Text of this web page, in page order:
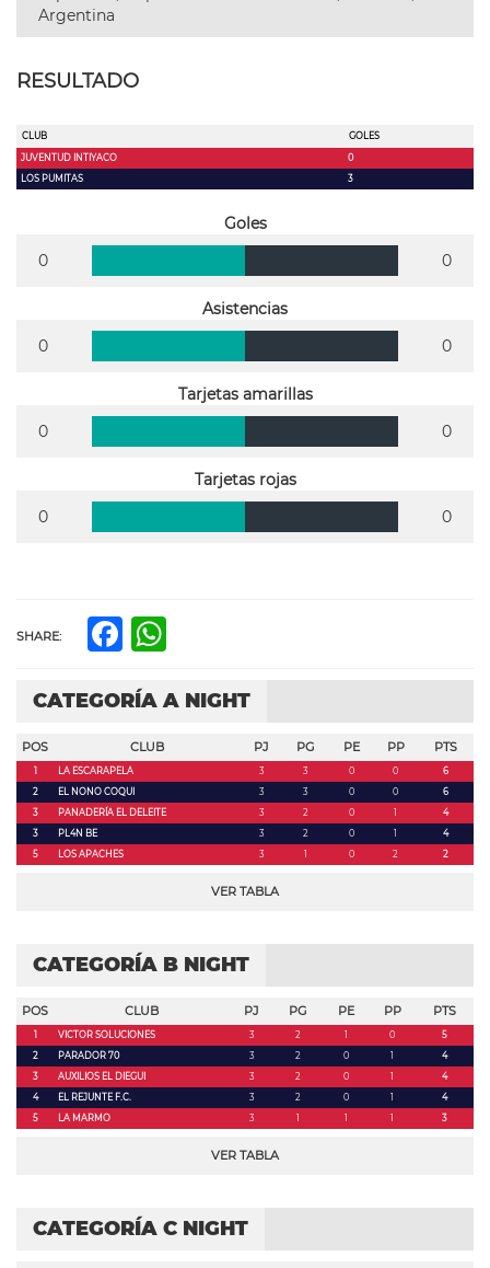
Argentina
RESULTADO
CLUB
GOLES
JUVENTUD INTIYACO
0
LOS PUMITAS
3
Goles
0
0
Asistencias
0
0
Tarjetas amarillas
0
0
Tarjetas rojas
0
0
SHARE: Facebook
CATEGORÍA A NIGHT
POS CLUB PJ PG PE PP PTS
1 LA ESCARAPELA 3 3 0 0
6
2
EL NONO COQUI 3 3 0 0
6
3
PANADERÍA EL DELEITE 3 2 0 1
4
3
PL4N BE 3 2 0 1
4
5
LOS APACHES 3 1 0 2 2
VER TABLA
CATEGORÍA B NIGHT
POS CLUB PJ PG PE PP PTS
1 VICTOR SOLUCIONES 3 2 1 0
5
2
PARADOR 70 3 2 0 1
4
3
AUXILIOS EL DIEGUI 3 2 0 1
4
4
EL REJUNTE F.C. 3 2 0 1
4
5
LA MARMO 3 1 1 1 3
VER TABLA
CATEGORÍA C NIGHT